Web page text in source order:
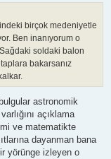
birçok medeniyetle
Ben inanıyorum o
soldaki balon
bakarsanız
astronomik
açıklama
ve matematikte
dayanman bana
yörünge izleyen o